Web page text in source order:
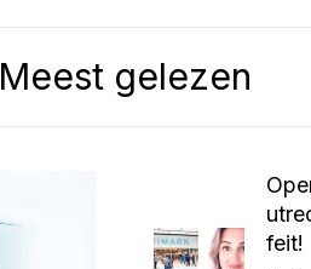
Meest gelezen
feit!